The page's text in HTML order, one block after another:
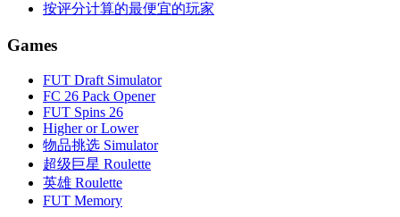
按评分计算的最便宜的玩家
Games
FUT Draft Simulator
FC 26 Pack Opener
FUT Spins 26
Higher or Lower
物品挑选 Simulator
超级巨星 Roulette
英雄 Roulette
FUT Memory